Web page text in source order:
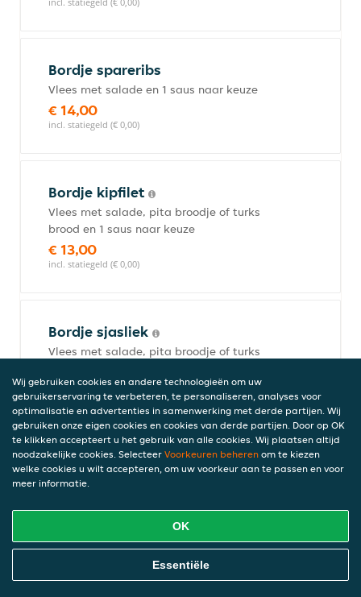
Bordje spareribs
Vlees met salade en 1 saus naar keuze
€ 14,00
incl. statiegeld (€ 0,00)
Bordje kipfilet
Vlees met salade, pita broodje of turks
brood en 1 saus naar keuze
€ 13,00
incl. statiegeld (€ 0,00)
Bordje sjasliek
Vlees met salade, pita broodje of turks
€ 13,00
incl. statiegeld (€ 0,00)
Bordje shoarma
Vlees met salade, pita broodje of turks
brood en 1 saus naar keuze
incl. statiegeld (€ 0,00)
Online Eten Bestellen
Wij gebruiken cookies en andere technologieën om uw
gebruikerservaring te verbeteren, te personaliseren, analyses voor
optimalisatie en advertenties in samenwerking met derde partijen. Wij
gebruiken onze eigen cookies en cookies van derde partijen. Door op OK
te klikken accepteert u het gebruik van alle cookies. Wij plaatsen altijd
noodzakelijke cookies. Selecteer Voorkeuren beheren om te kiezen
welke cookies u wilt accepteren, om uw voorkeur aan te passen en voor
meer informatie.
OK
Essentiële